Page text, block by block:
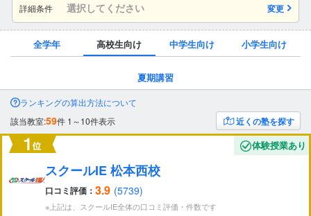
詳細条件 選択してください 変更
市区町村から探す
駅・路線
全学年 高校生向け 中学生向け 小学生向け
夏期講習
ランキングの算出方法について
該当教室:59件 1～10件表示 近くの塾を探す
体験授業あり
スクールIE 松本西校
口コミ評価： 3.9 (5739)
※上記は、スクールIE全体の口コミ評価・件数です